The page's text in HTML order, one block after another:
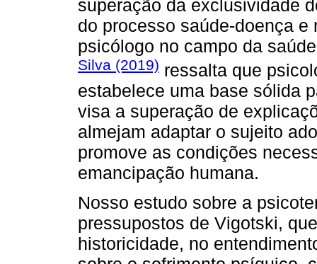
superação da exclusividade
do processo saúde-doença
psicólogo no campo da
Silva (2019) ressalta que
estabelece uma base sólida
visa a superação de
almejam adaptar o sujeito
promove as condições
emancipação humana.
Nosso estudo sobre a
pressupostos de Vigotski,
historicidade, no